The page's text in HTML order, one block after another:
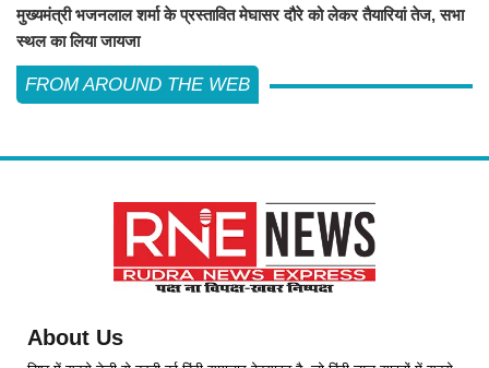
मुख्यमंत्री भजनलाल शर्मा के प्रस्तावित मेघासर दौरे को लेकर तैयारियां तेज, सभा
स्थल का लिया जायजा
FROM AROUND THE WEB
About Us